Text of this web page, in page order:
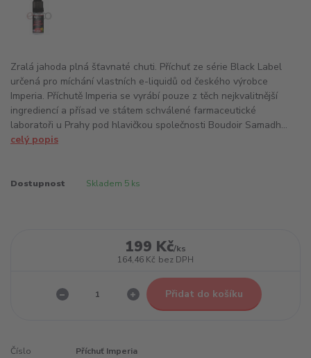
Zralá jahoda plná šťavnaté chuti. Příchuť ze série Black Label
určená pro míchání vlastních e-liquidů od českého výrobce
Imperia. Příchutě Imperia se vyrábí pouze z těch nejkvalitnější
ingrediencí a přísad ve státem schválené farmaceutické
laboratoři u Prahy pod hlavičkou společnosti Boudoir Samadh...
celý popis
Dostupnost Skladem 5 ks
199 Kč/ks
164,46 Kč bez DPH
Přidat do košíku
Číslo
Příchuť Imperia